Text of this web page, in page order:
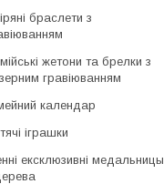
браслети з
жетони та брелки з
гравіюванням
календар
іграшки
ексклюзивні медальницы